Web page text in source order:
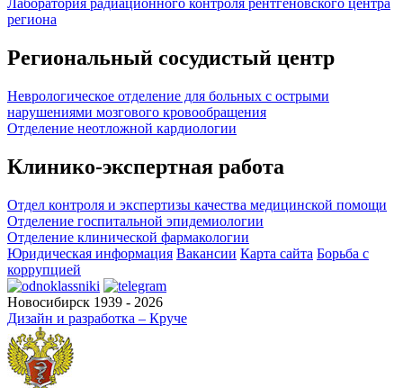
Лаборатория радиационного контроля рентгеновского центра
региона
Региональный сосудистый центр
Неврологическое отделение для больных с острыми
нарушениями мозгового кровообращения
Отделение неотложной кардиологии
Клинико-экспертная работа
Отдел контроля и экспертизы качества медицинской помощи
Отделение госпитальной эпидемиологии
Отделение клинической фармакологии
Юридическая информация Вакансии Карта сайта Борьба с
коррупцией
Новосибирск 1939 - 2026
Дизайн и разработка – Круче